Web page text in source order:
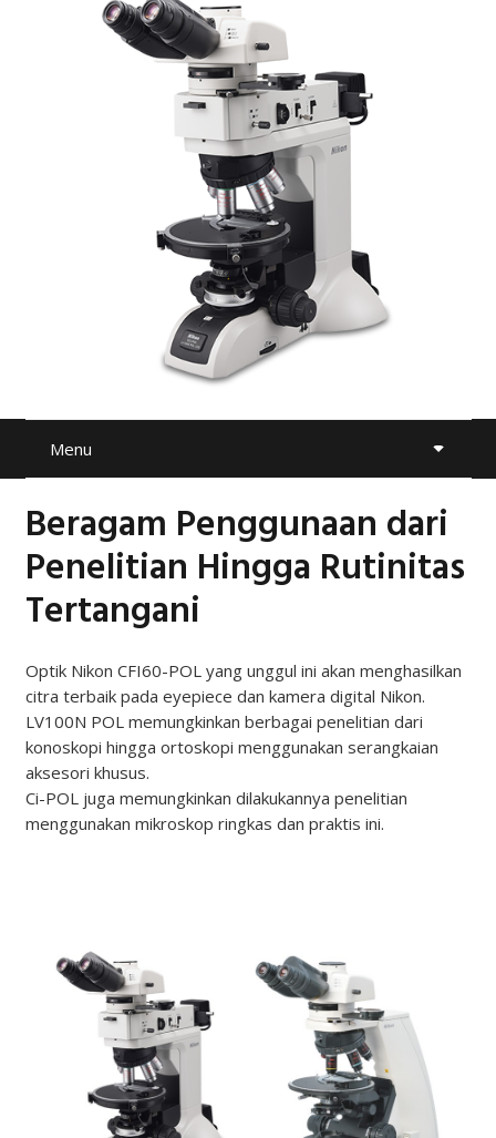
Menu
Beragam Penggunaan dari
Penelitian Hingga Rutinitas
Tertangani
Optik Nikon CFI60-POL yang unggul ini akan menghasilkan
citra terbaik pada eyepiece dan kamera digital Nikon.
LV100N POL memungkinkan berbagai penelitian dari
konoskopi hingga ortoskopi menggunakan serangkaian
aksesori khusus.
Ci-POL juga memungkinkan dilakukannya penelitian
menggunakan mikroskop ringkas dan praktis ini.